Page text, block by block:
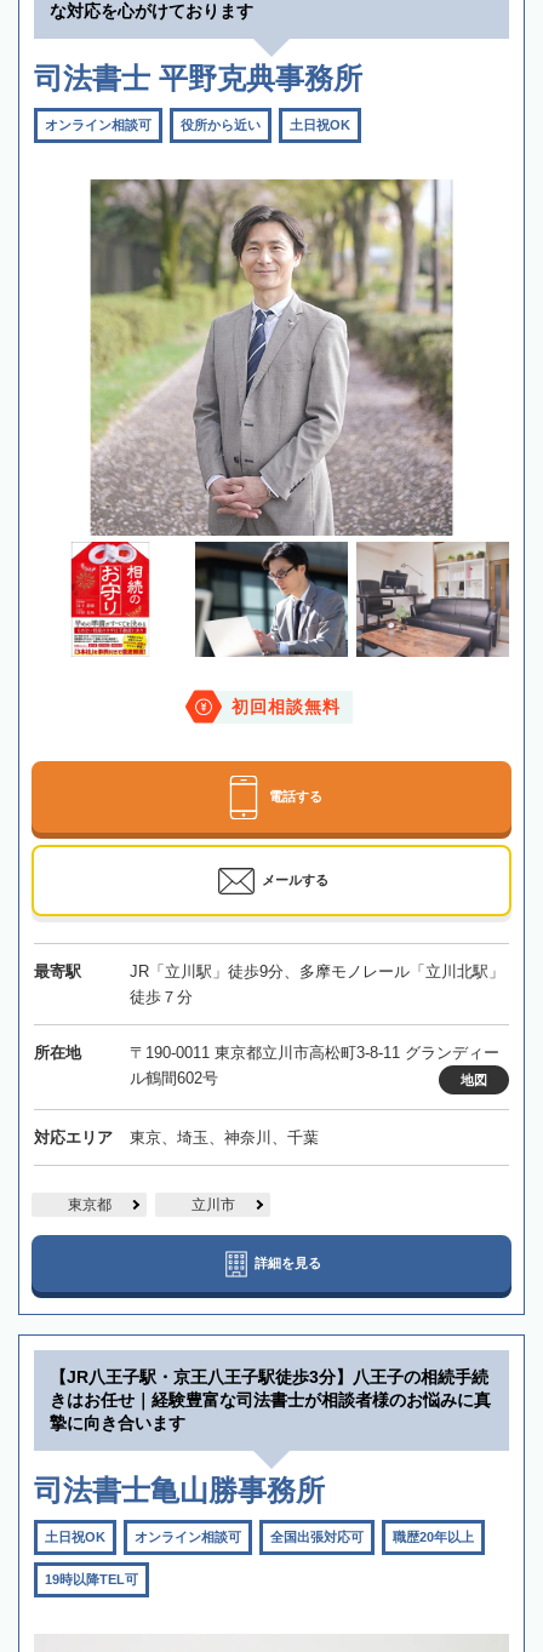
な対応を心がけております
司法書士 平野克典事務所
オンライン相談可 役所から近い 土日祝OK
初回相談無料
電話する
メールする
最寄駅
JR「立川駅」徒歩9分、多摩モノレール「立川北駅」
徒歩７分
所在地
〒190-0011 東京都立川市高松町3-8-11 グランディー
ル鶴間602号
地図
対応エリア 東京、埼玉、神奈川、千葉
東京都 立川市
詳細を見る
【JR八王子駅・京王八王子駅徒歩3分】八王子の相続手続
きはお任せ｜経験豊富な司法書士が相談者様のお悩みに真
摯に向き合います
司法書士亀山勝事務所
土日祝OK オンライン相談可 全国出張対応可 職歴20年以上
19時以降TEL可